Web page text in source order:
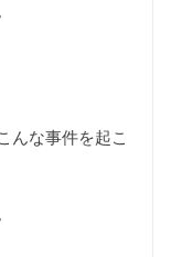
んな事件を起こ